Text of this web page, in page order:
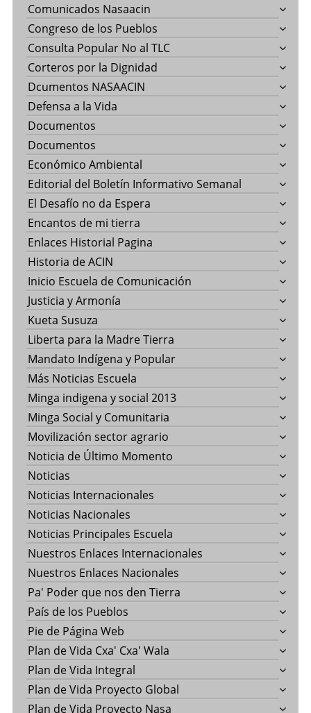
Comunicados Nasaacin
Congreso de los Pueblos
Consulta Popular No al TLC
Corteros por la Dignidad
Dcumentos NASAACIN
Defensa a la Vida
Documentos
Documentos
Económico Ambiental
Editorial del Boletín Informativo Semanal
El Desafío no da Espera
Encantos de mi tierra
Enlaces Historial Pagina
Historia de ACIN
Inicio Escuela de Comunicación
Justicia y Armonía
Kueta Susuza
Liberta para la Madre Tierra
Mandato Indígena y Popular
Más Noticias Escuela
Minga indigena y social 2013
Minga Social y Comunitaria
Movilización sector agrario
Noticia de Último Momento
Noticias
Noticias Internacionales
Noticias Nacionales
Noticias Principales Escuela
Nuestros Enlaces Internacionales
Nuestros Enlaces Nacionales
Pa' Poder que nos den Tierra
País de los Pueblos
Pie de Página Web
Plan de Vida Cxa' Cxa' Wala
Plan de Vida Integral
Plan de Vida Proyecto Global
Plan de Vida Proyecto Nasa